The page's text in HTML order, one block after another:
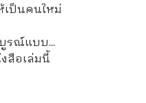
ป็นคนใหม่
รณ์แบบ...
สือเล่มนี้